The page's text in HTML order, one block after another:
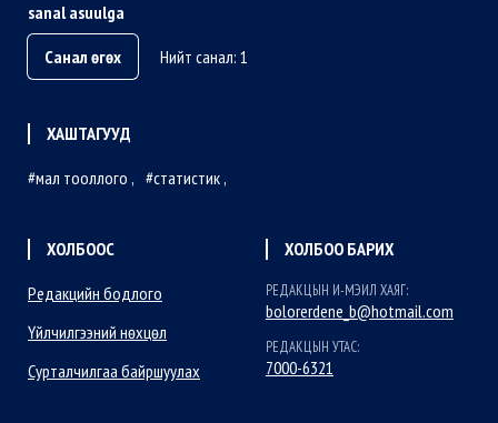
sanal asuulga
Санал өгөх
Нийт санал: 1
ХАШТАГУУД
мал тооллого
статистик
ХОЛБООС
Редакцийн бодлого
Үйлчилгээний нөхцөл
Сурталчилгаа байршуулах
ХОЛБОО БАРИХ
РЕДАКЦЫН И-МЭИЛ ХАЯГ:
bolorerdene_b@hotmail.com
РЕДАКЦЫН УТАС:
7000-6321